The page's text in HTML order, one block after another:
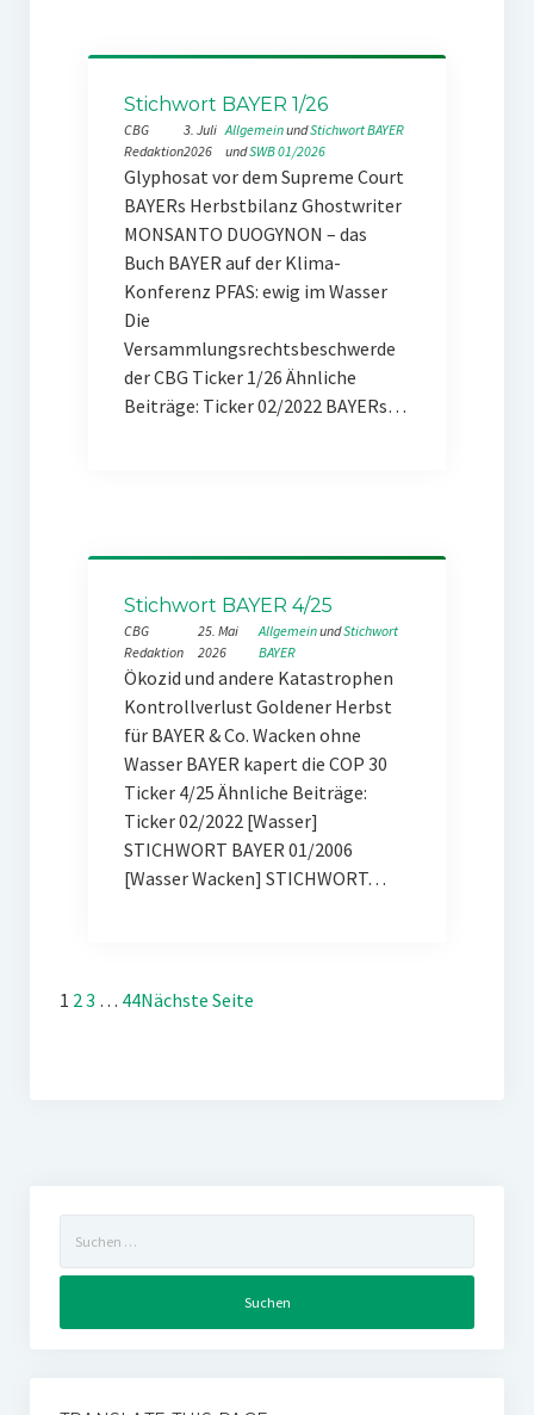
Stichwort BAYER 1/26
CBG
Redaktion
3. Juli
2026
Allgemein und Stichwort BAYER
und SWB 01/2026
Glyphosat vor dem Supreme Court
BAYERs Herbstbilanz Ghostwriter
MONSANTO DUOGYNON – das
Buch BAYER auf der Klima-
Konferenz PFAS: ewig im Wasser
Die
Versammlungsrechtsbeschwerde
der CBG Ticker 1/26 Ähnliche
Beiträge: Ticker 02/2022 BAYERs…
Stichwort BAYER 4/25
CBG
Redaktion
25. Mai
2026
Allgemein und Stichwort
BAYER
Ökozid und andere Katastrophen
Kontrollverlust Goldener Herbst
für BAYER & Co. Wacken ohne
Wasser BAYER kapert die COP 30
Ticker 4/25 Ähnliche Beiträge:
Ticker 02/2022 [Wasser]
STICHWORT BAYER 01/2006
[Wasser Wacken] STICHWORT…
1 23 … 44Nächste Seite
nach: